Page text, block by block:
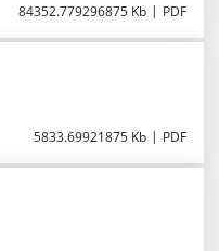
84352.779296875 Kb PDF
5833.69921875 Kb PDF